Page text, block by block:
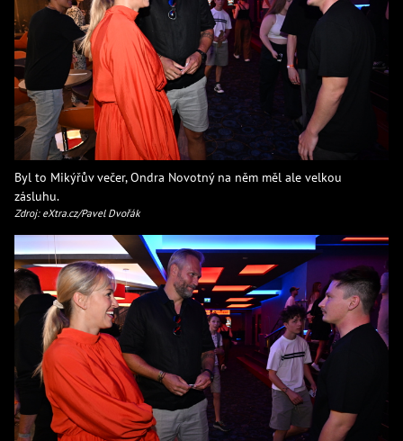
Byl to Mikýřův večer, Ondra Novotný na něm měl ale velkou
zásluhu.
Zdroj: eXtra.cz/Pavel Dvořák